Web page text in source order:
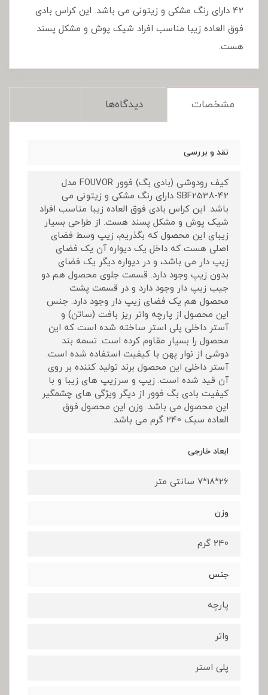
42 دارای رنگ مشکی و زیتونی می باشد. این کراس بادی
فوق العاده زیبا مناسب افراد شیک پوش و مشکل پسند
هست.
مشخصات دیدگاه‌ها
نقد و بررسی
کیف رودوشی (بادی بگ) فوور FOUVOR مدل
SBF2538-42 دارای رنگ مشکی و زیتونی می
باشد. این کراس بادی فوق العاده زیبا مناسب افراد
شیک پوش و مشکل پسند هست. از طراحی بسیار
زیبای این محصول که بگذریم، زیپ وسط فضای
اصلی هست که داخل یک دیواره آن یک فضای
زیپ دار می باشد، و در دیواره دیگر یک فضای
بدون زیپ وجود دارد. قسمت جلوی محصول هم دو
جیب زیپ دار وجود دارد و در قسمت پشت
محصول هم یک فضای زیپ دار وجود دارد. جنس
این محصول از پارچه واتر ریز بافت (ساتن) و
آستر داخلی پلی استر ساخته شده است که این
محصول را بسیار مقاوم کرده است. تسمه بند
دوشی از نوار پهن با کیفیت استفاده شده است.
آستر داخلی این محصول برند تولید کننده بر روی
آن قید شده است. زیپ و سرزیپ های زیبا و با
کیفیت بادی بگ فوور از دیگر ویژگی های چشمگیر
این محصول می باشد. وزن این محصول فوق
العاده سبک 240 گرم می باشد.
ابعاد خارجی
26*18*7 سانتی متر
وزن
240 گرم
جنس
پارچه
واتر
پلی استر